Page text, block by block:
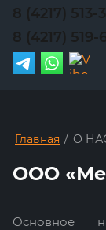
8 (4217) 513-
8 (4217) 519-
Главная / О
ООО
Основное